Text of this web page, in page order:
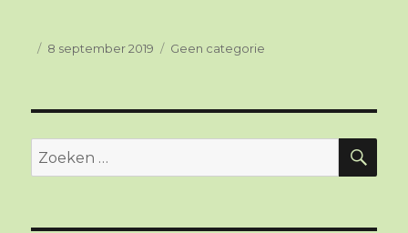
Geplaatst
8 september 2019 Categorieën
Geen categorie
Zoeken
naar: